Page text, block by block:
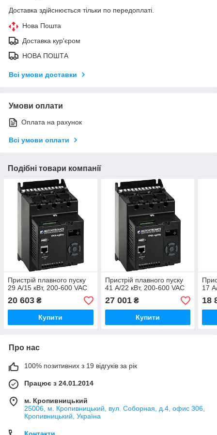
Доставка здійснюється тільки по передоплаті.
Нова Пошта
Доставка кур'єром
НОВА ПОШТА
Всі умови доставки
Умови оплати
Оплата на рахунок
Всі умови оплати
Подібні товари компанії
Пристрій плавного пуску
29 А/15 кВт, 200-600 VAC
20 603 ₴
Купити
Пристрій плавного пуску
41 А/22 кВт, 200-600 VAC
27 001₴
Купити
17
18
Про нас
100% позитивних з 19 відгуків за рік
Працює з 24.01.2014
м. Кропивницький
25006, м. Кропивницький, вул. Соборная, д.4, офис 306,
Кропивницький, Україна